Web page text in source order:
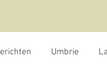
Umbrie